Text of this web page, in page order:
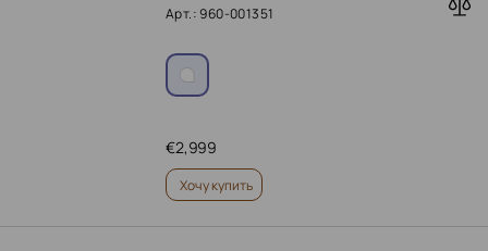
Арт.: 960-001351
2,999
€
Хочу купить